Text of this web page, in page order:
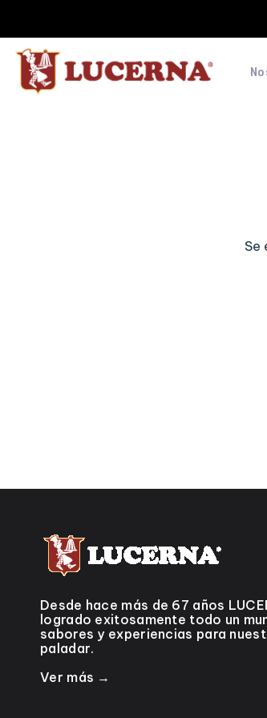
Se
Desde hace más de 67 años
logrado exitosamente todo un
sabores y experiencias para
paladar.
Ver más →